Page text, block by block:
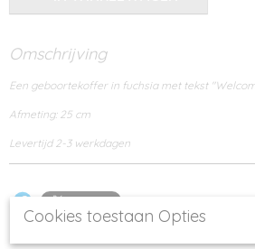
Omschrijving
Een geboortekoffer in fuchsia met tekst
Afmeting: 25 cm
Levertijd 2-3 werkdagen
Cookies toestaan Opties